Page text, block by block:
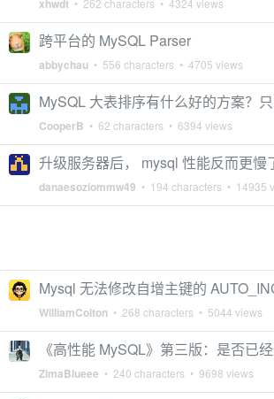
xhwdt • 262 characters • 4324 views
跨平台的 MySQL Parser
abbychau • 556 characters • 4705 views
MySQL 大表排序有什么好的方案？只
CooperB • 62 characters • 6394 views
升级服务器后， mysql 性能反而更慢
danaesoziommw49 • 194 characters • 14935
Mysql 无法修改自增主键的
WilliamColton • 268 characters • 5044 views
《高性能 MySQL》第三版：是否已经
ZimaBlueee • 240 characters • 9698 views